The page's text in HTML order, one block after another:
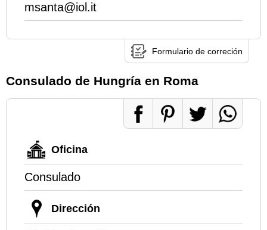
msanta@iol.it
Formulario de correción
Consulado de Hungría en Roma
Oficina
Consulado
Dirección